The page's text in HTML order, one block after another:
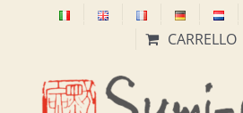
CARRELLO